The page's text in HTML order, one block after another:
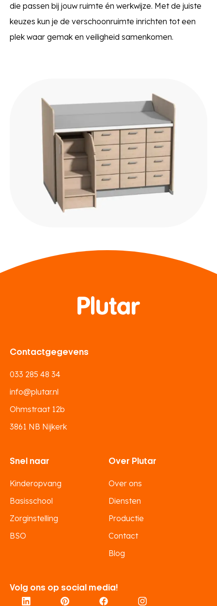
die passen bij jouw ruimte én werkwijze. Met de juiste
keuzes kun je de verschoonruimte inrichten tot een
plek waar gemak en veiligheid samenkomen.
Volg ons op social media!
Contactgegevens
033 285 48 34
info@plutar.nl
Ohmstraat 12b
3861 NB Nijkerk
Snel naar
Kinderopvang
Basisschool
Zorginstelling
BSO
Over Plutar
Over ons
Diensten
Productie
Contact
Blog